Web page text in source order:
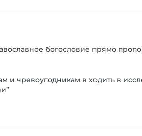
богословие прямо
и чревоугодникам в ходить в